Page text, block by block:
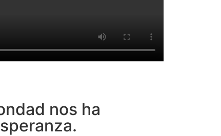
nos ha